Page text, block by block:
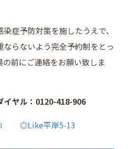
症予防対策を施したうえで、
ならないよう完全予約制をとっ
前にご連絡をお願い致しま
ヤル：0120-418-906
◎Like平岸5-13